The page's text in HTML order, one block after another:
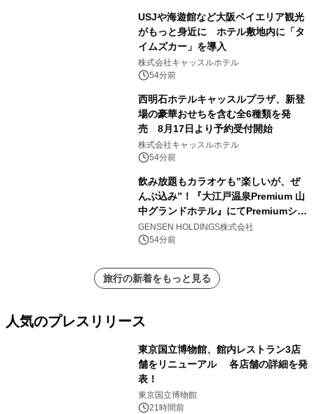
USJや海遊館など大阪ベイエリア観光
がもっと身近に ホテル敷地内に「タ
イムズカー」を導入
株式会社キャッスルホテル
54分前
西明石ホテルキャッスルプラザ、新登
場の豪華おせちを含む全6種類を発
売 8月17日より予約受付開始
株式会社キャッスルホテル
54分前
飲み放題もカラオケも”楽しいが、ぜ
んぶ込み”！『大江戸温泉Premium 山
中グランドホテル』にてPremiumシリ
ーズ初のオールインクルーシブ導入
GENSEN HOLDINGS株式会社
54分前
旅行の新着をもっと見る
人気のプレスリリース
東京国立博物館、館内レストラン3店
舗をリニューアル 各店舗の詳細を発
表！
東京国立博物館
21時間前